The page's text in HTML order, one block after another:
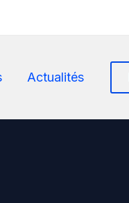
Actualités